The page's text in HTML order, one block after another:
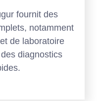
fournit des
notamment
de laboratoire
diagnostics